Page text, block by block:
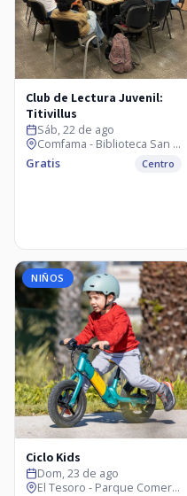
Club de Lectura Juvenil:
Titivillus
Sáb, 22 de ago
Comfama - Biblioteca San Ignacio
Gratis Centro
NIÑOS
Ciclo Kids
Dom, 23 de ago
El Tesoro - Parque Comercial